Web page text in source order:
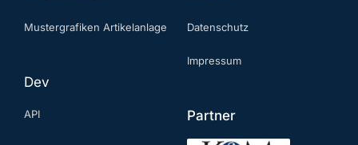
Mustergrafiken Artikelanlage
Dev
API
Datenschutz
Impressum
Partner